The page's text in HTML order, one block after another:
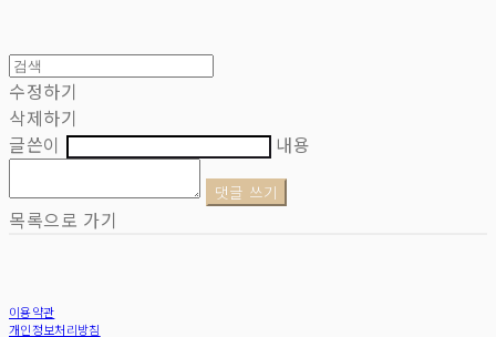
수정하기
삭제하기
글쓴이
내용
댓글 쓰기
목록으로 가기
이용약관
개인정보처리방침